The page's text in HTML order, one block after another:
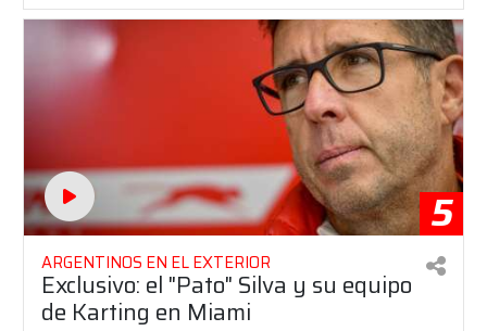
5
ARGENTINOS EN EL EXTERIOR
Exclusivo: el "Pato" Silva y su equipo
de Karting en Miami